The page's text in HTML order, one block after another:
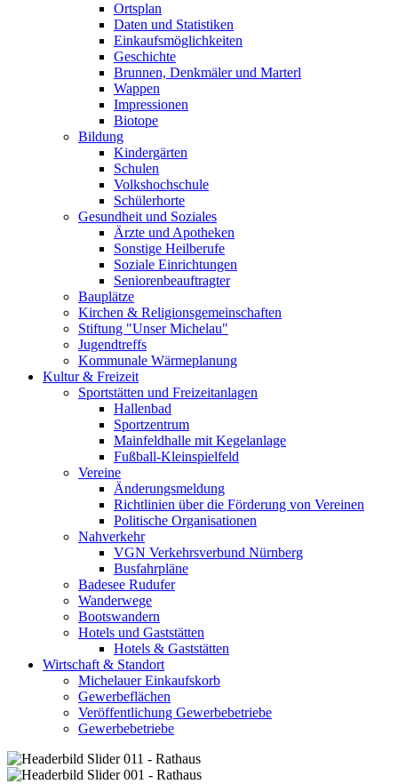
Ortsplan
Daten und Statistiken
Einkaufsmöglichkeiten
Geschichte
Brunnen, Denkmäler und Marterl
Wappen
Impressionen
Biotope
Bildung
Kindergärten
Schulen
Volkshochschule
Schülerhorte
Gesundheit und Soziales
Ärzte und Apotheken
Sonstige Heilberufe
Soziale Einrichtungen
Seniorenbeauftragter
Bauplätze
Kirchen & Religionsgemeinschaften
Stiftung "Unser Michelau"
Jugendtreffs
Kommunale Wärmeplanung
Kultur & Freizeit
Sportstätten und Freizeitanlagen
Hallenbad
Sportzentrum
Mainfeldhalle mit Kegelanlage
Fußball-Kleinspielfeld
Vereine
Änderungsmeldung
Richtlinien über die Förderung von Vereinen
Politische Organisationen
Nahverkehr
VGN Verkehrsverbund Nürnberg
Busfahrpläne
Badesee Rudufer
Wanderwege
Bootswandern
Hotels und Gaststätten
Hotels & Gaststätten
Wirtschaft & Standort
Michelauer Einkaufskorb
Gewerbeflächen
Veröffentlichung Gewerbebetriebe
Gewerbebetriebe